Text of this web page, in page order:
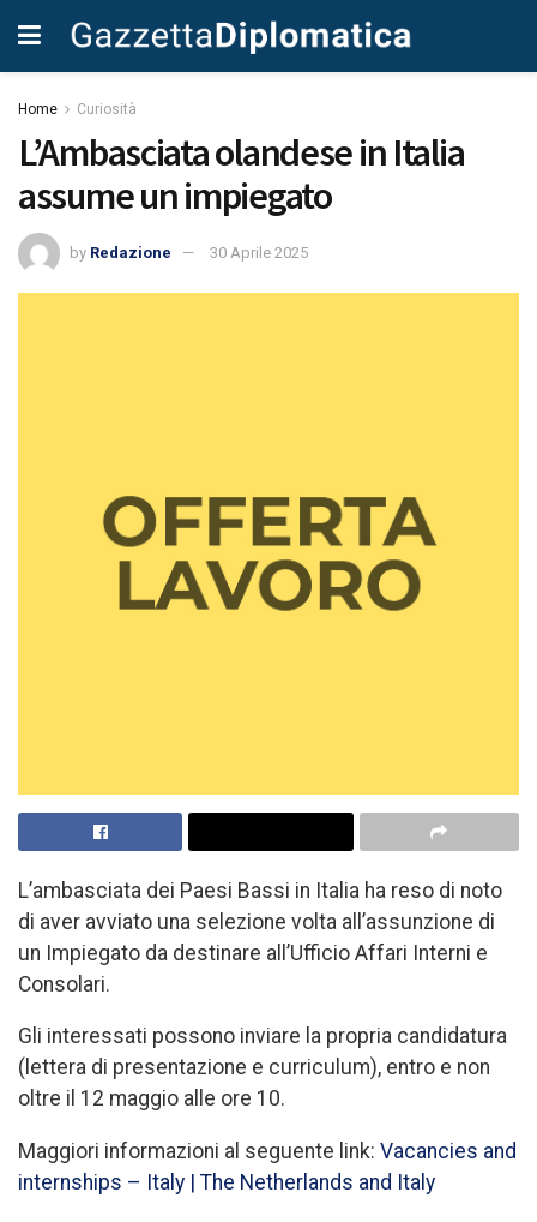
Home Curiosità
L’Ambasciata olandese in Italia
assume un impiegato
by Redazione 30 Aprile 2025
L’ambasciata dei Paesi Bassi in Italia ha reso di noto
di aver avviato una selezione volta all’assunzione di
un Impiegato da destinare all’Ufficio Affari Interni e
Consolari.
Gli interessati possono inviare la propria candidatura
(lettera di presentazione e curriculum), entro e non
oltre il 12 maggio alle ore 10.
Maggiori informazioni al seguente link: Vacancies and
internships – Italy | The Netherlands and Italy